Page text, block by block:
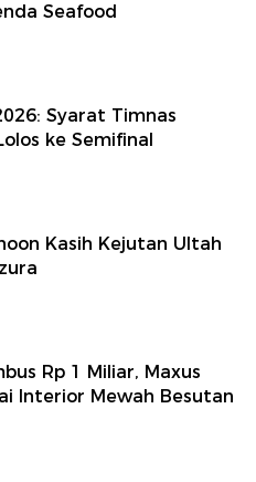
Seafood
Syarat Timnas
ke Semifinal
Kasih Kejutan Ultah
Rp 1 Miliar, Maxus
Interior Mewah Besutan